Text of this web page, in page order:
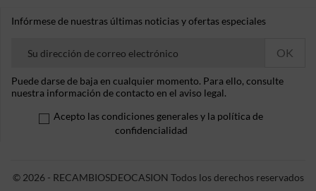
Infórmese de nuestras últimas noticias y ofertas especiales
Puede darse de baja en cualquier momento. Para ello, consulte
nuestra información de contacto en el aviso legal.
Acepto las condiciones generales y la política de
confidencialidad
© 2026 - RECAMBIOSDEOCASION Todos los derechos reservados